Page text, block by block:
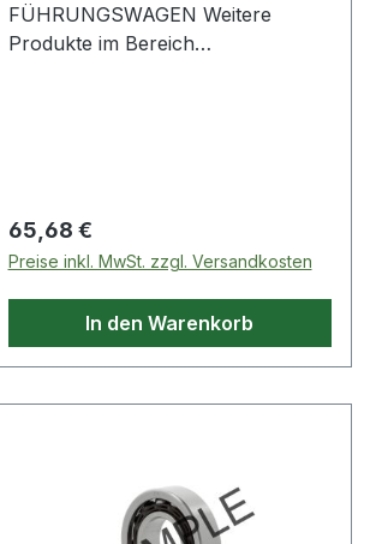
FÜHRUNGSWAGEN Weitere
Produkte im Bereich
Regulärer Preis:
65,68 €
Preise inkl. MwSt. zzgl. Versandkosten
In den Warenkorb